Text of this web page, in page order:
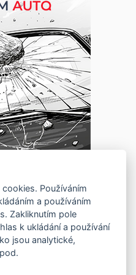
Používáním
a používáním
Zakliknutím pole
k ukládání a používání
jsou analytické,